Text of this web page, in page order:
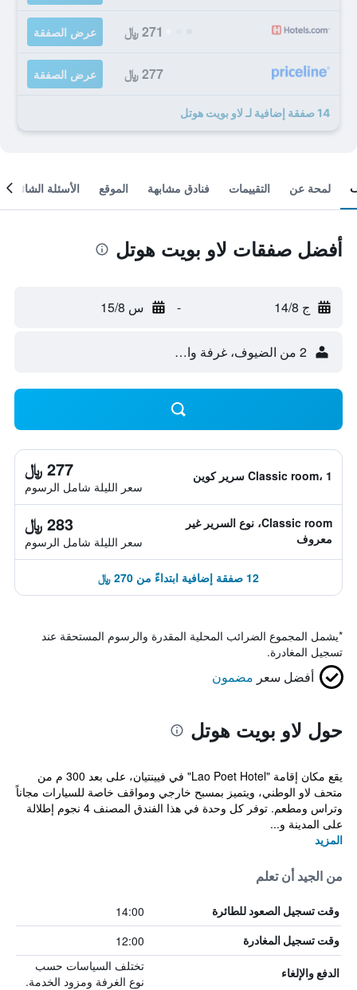
271 ﷼ عرض الصفقة
277 ﷼ عرض الصفقة
14 صفقة إضافية لـ لاو بويت هوتل
لمحة عن التقييمات فنادق مشابهة الموقع الأسئلة الشائعة
أفضل صفقات لاو بويت هوتل
ج 14/8 - س 15/8
2 من الضيوف، غرفة واحدة
Classic room، 1 سرير كوين 277 ﷼
سعر الليلة شامل الرسوم
Classic room، نوع السرير غير
معروف
283 ﷼
سعر الليلة شامل الرسوم
12 صفقة إضافية ابتداءً من 270 ﷼
*يشمل المجموع الضرائب المحلية المقدرة والرسوم المستحقة عند
تسجيل المغادرة.
أفضل سعر مضمون
حول لاو بويت هوتل
يقع مكان إقامة "Lao Poet Hotel" في فيينتيان، على بعد 300 م من
متحف لاو الوطني، ويتميز بمسبح خارجي ومواقف خاصة للسيارات مجاناً
وتراس ومطعم. توفر كل وحدة في هذا الفندق المصنف 4 نجوم إطلالة
على المدينة و...
المزيد
من الجيد أن تعلم
وقت تسجيل الصعود للطائرة 14:00
وقت تسجيل المغادرة 12:00
الدفع والإلغاء
تختلف السياسات حسب
نوع الغرفة ومزود الخدمة.